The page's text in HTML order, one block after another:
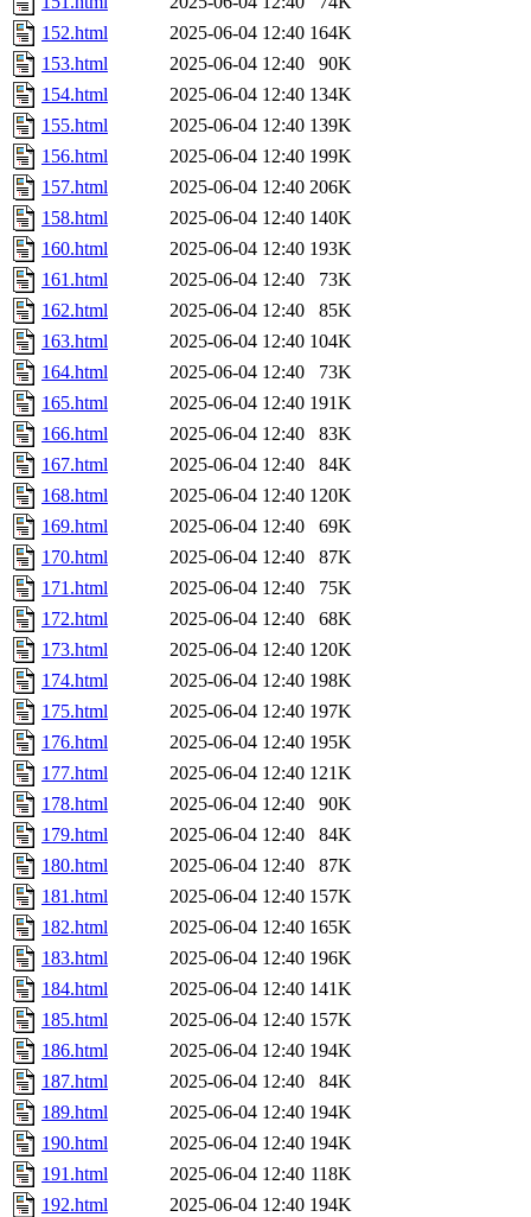
152.html
2025-06-04 12:40 164K
153.html
2025-06-04 12:40
90K
154.html
2025-06-04 12:40 134K
155.html
2025-06-04 12:40 139K
156.html
2025-06-04 12:40 199K
157.html
2025-06-04 12:40 206K
158.html
2025-06-04 12:40 140K
160.html
2025-06-04 12:40 193K
161.html
2025-06-04 12:40
73K
162.html
2025-06-04 12:40
85K
163.html
2025-06-04 12:40 104K
164.html
2025-06-04 12:40
73K
165.html
2025-06-04 12:40 191K
166.html
2025-06-04 12:40
83K
167.html
2025-06-04 12:40
84K
168.html
2025-06-04 12:40 120K
169.html
2025-06-04 12:40
69K
170.html
2025-06-04 12:40
87K
171.html
2025-06-04 12:40
75K
172.html
2025-06-04 12:40
68K
173.html
2025-06-04 12:40 120K
174.html
2025-06-04 12:40 198K
175.html
2025-06-04 12:40 197K
176.html
2025-06-04 12:40 195K
177.html
2025-06-04 12:40 121K
178.html
2025-06-04 12:40
90K
179.html
2025-06-04 12:40
84K
180.html
2025-06-04 12:40
87K
181.html
2025-06-04 12:40 157K
182.html
2025-06-04 12:40 165K
183.html
2025-06-04 12:40 196K
184.html
2025-06-04 12:40 141K
185.html
2025-06-04 12:40 157K
186.html
2025-06-04 12:40 194K
187.html
2025-06-04 12:40
84K
189.html
2025-06-04 12:40 194K
190.html
2025-06-04 12:40 194K
191.html
2025-06-04 12:40 118K
192.html
2025-06-04 12:40 194K